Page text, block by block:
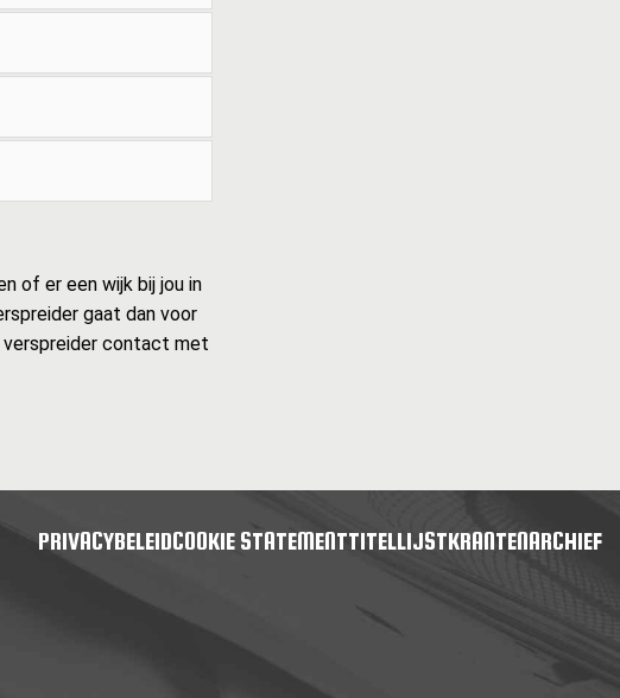
of er een wijk bij jou in
gaat dan voor
verspreider contact met
PRIVACYBELEIDCOOKIE STATEMENTTITELLIJSTKRANTENARCHIEF